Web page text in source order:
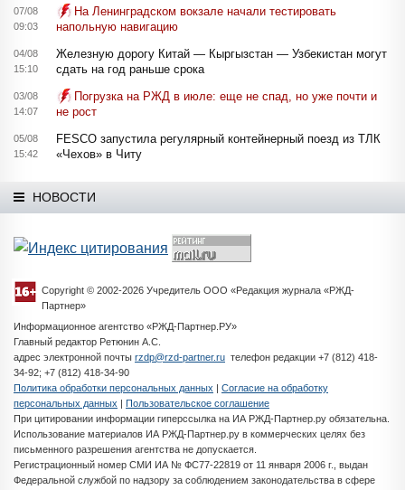
07/08
09:03
На Ленинградском вокзале начали тестировать
напольную навигацию
04/08
15:10
Железную дорогу Китай — Кыргызстан — Узбекистан могут
сдать на год раньше срока
03/08
14:07
Погрузка на РЖД в июле: еще не спад, но уже почти и
не рост
05/08
15:42
FESCO запустила регулярный контейнерный поезд из ТЛК
«Чехов» в Читу
НОВОСТИ
Copyright © 2002-2026 Учредитель ООО «Редакция журнала «РЖД-
Партнер»
Информационное агентство «РЖД-Партнер.РУ»
Главный редактор Ретюнин А.С.
адрес электронной почты rzdp@rzd-partner.ru телефон редакции +7 (812) 418-
34-92; +7 (812) 418-34-90
Политика обработки персональных данных | Согласие на обработку
персональных данных | Пользовательское соглашение
При цитировании информации гиперссылка на ИА РЖД-Партнер.ру обязательна.
Использование материалов ИА РЖД-Партнер.ру в коммерческих целях без
письменного разрешения агентства не допускается.
Регистрационный номер СМИ ИА № ФС77-22819 от 11 января 2006 г., выдан
Федеральной службой по надзору за соблюдением законодательства в сфере